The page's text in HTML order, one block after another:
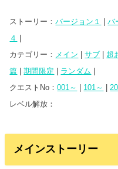
tt
er
e
m
bl
r
st
o
d
o
ストーリー：バージョン１ |バ
４
カテゴリー： メイン |サブ 超
篇 |期間限定 ランダム
クエストNo：001～ 101～ |
レベル解放：
メインストーリー